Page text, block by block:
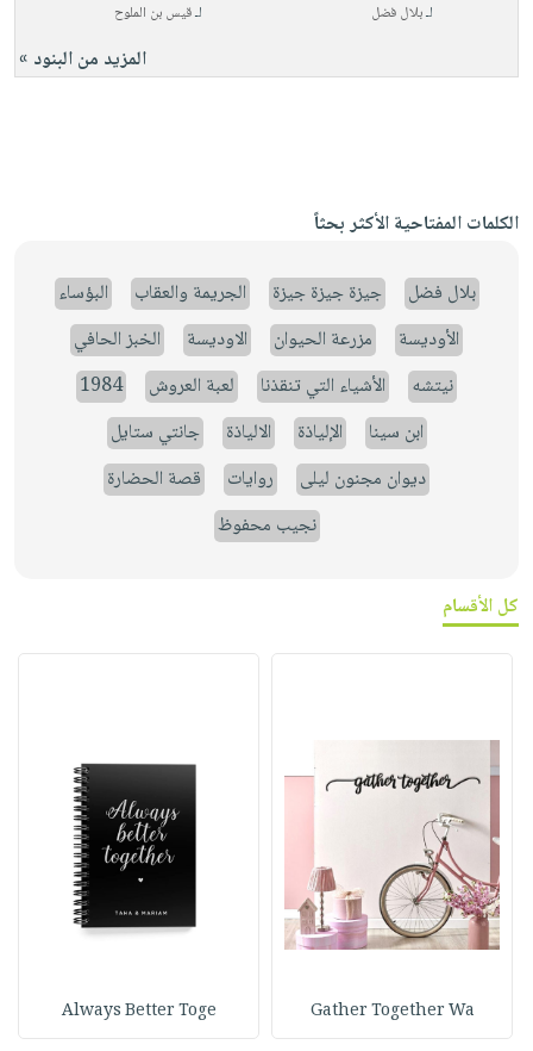
لـبلال فضل
لـقيس بن الملوح
المزيد من البنود »
الكلمات المفتاحية الأكثر بحثاً
بلال فضل جيزة جيزة جيزة الجريمة والعقاب
البؤساء
الأوديسة
مزرعة الحيوان الاوديسة
الخبز الحافي
نيتشه
الأشياء التي تنقذنا لعبة العروش
1984
ابن سينا
الإلياذة الالياذة
جانتي ستايل
ديوان مجنون ليلى
روايات
قصة الحضارة
نجيب محفوظ
كل الأقسام
Gather Together Wa
Always Better Toge